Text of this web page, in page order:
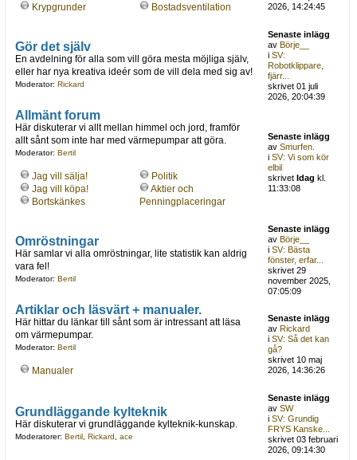
Krypgrunder Bostadsventilation
2026, 14:24:45
Gör det själv
En avdelning för alla som vill göra mesta möjliga själv,
eller har nya kreativa ideér som de vill dela med sig av!
Moderator: Rickard
Senaste inlägg
avBörje__
iSV:
Robotklippare,
fjärr...
skrivet 01 juli
2026, 20:04:39
Allmänt forum
Här diskuterar vi allt mellan himmel och jord, framför
allt sånt som inte har med värmepumpar att göra.
Moderator: Bertil
Jag vill sälja!
Jag vill köpa!
Bortskänkes
Politik
Aktier och
Penningplaceringar
Senaste inlägg
avSmurfen.
iSV: Vi som kör
elbil
skrivetIdag kl.
11:33:08
Omröstningar
Här samlar vi alla omröstningar, lite statistik kan aldrig
vara fel!
Moderator: Bertil
Senaste inlägg
avBörje__
iSV: Bästa
fönster, erfar...
skrivet 29
november 2025,
07:05:09
Artiklar och läsvärt + manualer.
Här hittar du länkar till sånt som är intressant att läsa
om värmepumpar.
Moderator: Bertil
Manualer
Senaste inlägg
avRickard
iSV: Så det kan
gå?
skrivet 10 maj
2026, 14:36:26
Grundläggande kylteknik
Här diskuterar vi grundläggande kylteknik-kunskap.
Moderatorer: Bertil, Rickard ace
Senaste inlägg
avSW
iSV: Grundig
FRYS Kanske...
skrivet 03 februari
2026, 09:14:30